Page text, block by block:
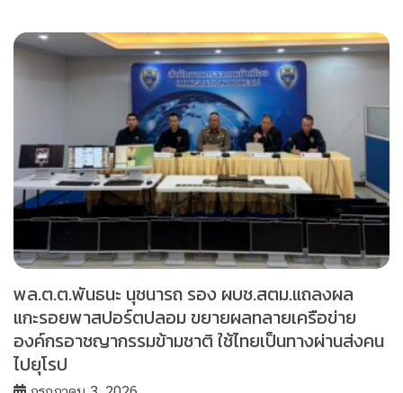
พล.ต.ต.พันธนะ นุชนารถ รอง ผบช.สตม.แถลงผล
แกะรอยพาสปอร์ตปลอม ขยายผลทลายเครือข่าย
องค์กรอาชญากรรมข้ามชาติ ใช้ไทยเป็นทางผ่านส่งคน
ไปยุโรป